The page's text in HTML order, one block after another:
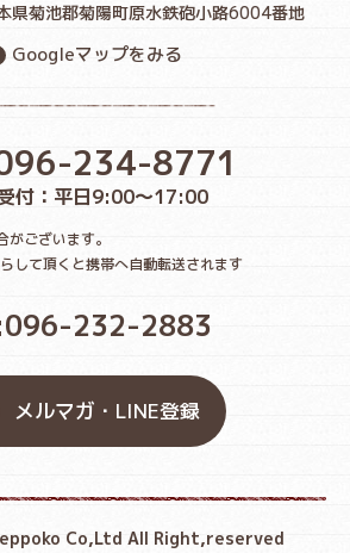
県菊池郡菊陽町原水鉄砲小路6004番地
Googleマップをみる
234-8771
付：平日9:00〜17:00
ございます。
して頂くと携帯へ自動転送されます
232-2883
メルマガ・LINE登録
Co,Ltd All Right,reserved